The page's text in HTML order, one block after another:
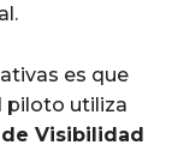
es que
piloto utiliza
Visibilidad